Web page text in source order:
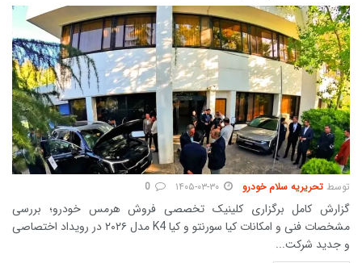
توسط تحریریه سلام خودرو
گزارش کامل برگزاری کلینیک تخصصی فروش هرمس خودرو؛ بررسی
مشخصات فنی و امکانات کیا سورنتو و کیا K4 مدل ۲۰۲۶ در رویداد اختصاصی
و جدید شرکت...